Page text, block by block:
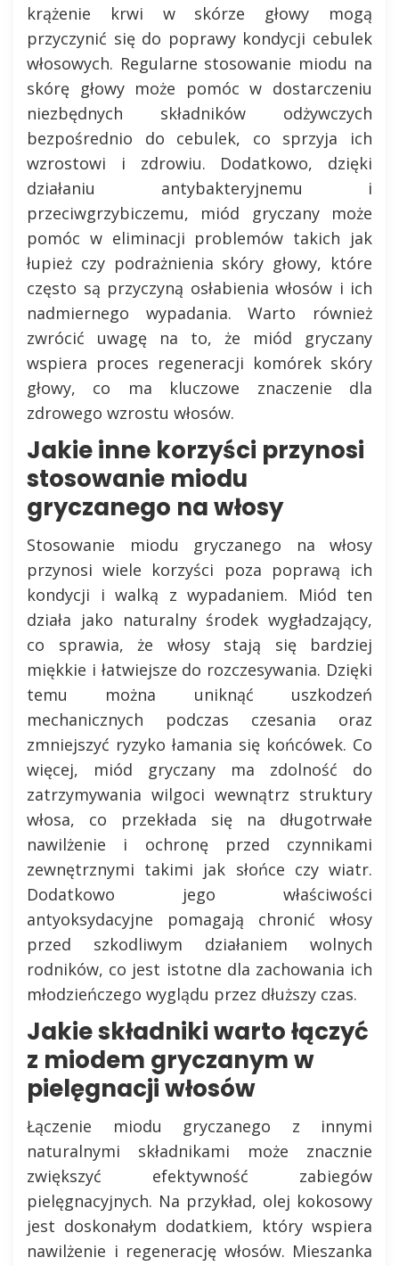
krążenie krwi w skórze głowy mogą
przyczynić się do poprawy kondycji cebulek
włosowych. Regularne stosowanie miodu na
skórę głowy może pomóc w dostarczeniu
niezbędnych składników odżywczych
bezpośrednio do cebulek, co sprzyja ich
wzrostowi i zdrowiu. Dodatkowo, dzięki
działaniu antybakteryjnemu i
przeciwgrzybiczemu, miód gryczany może
pomóc w eliminacji problemów takich jak
łupież czy podrażnienia skóry głowy, które
często są przyczyną osłabienia włosów i ich
nadmiernego wypadania. Warto również
zwrócić uwagę na to, że miód gryczany
wspiera proces regeneracji komórek skóry
głowy, co ma kluczowe znaczenie dla
zdrowego wzrostu włosów.
Jakie inne korzyści przynosi
stosowanie miodu
gryczanego na włosy
Stosowanie miodu gryczanego na włosy
przynosi wiele korzyści poza poprawą ich
kondycji i walką z wypadaniem. Miód ten
działa jako naturalny środek wygładzający,
co sprawia, że włosy stają się bardziej
miękkie i łatwiejsze do rozczesywania. Dzięki
temu można uniknąć uszkodzeń
mechanicznych podczas czesania oraz
zmniejszyć ryzyko łamania się końcówek. Co
więcej, miód gryczany ma zdolność do
zatrzymywania wilgoci wewnątrz struktury
włosa, co przekłada się na długotrwałe
nawilżenie i ochronę przed czynnikami
zewnętrznymi takimi jak słońce czy wiatr.
Dodatkowo jego właściwości
antyoksydacyjne pomagają chronić włosy
przed szkodliwym działaniem wolnych
rodników, co jest istotne dla zachowania ich
młodzieńczego wyglądu przez dłuższy czas.
Jakie składniki warto łączyć
z miodem gryczanym w
pielęgnacji włosów
Łączenie miodu gryczanego z innymi
naturalnymi składnikami może znacznie
zwiększyć efektywność zabiegów
pielęgnacyjnych. Na przykład, olej kokosowy
jest doskonałym dodatkiem, który wspiera
nawilżenie i regenerację włosów. Mieszanka